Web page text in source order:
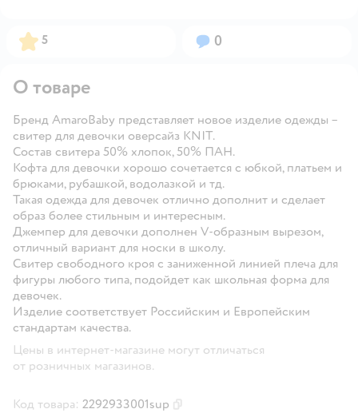
Рейтинг:
5 Вопросов:
0
О товаре
Бренд AmaroBaby представляет новое изделие одежды –
свитер для девочки оверсайз KNIT.
Состав свитера 50% хлопок, 50% ПАН.
Кофта для девочки хорошо сочетается с юбкой, платьем и
брюками, рубашкой, водолазкой и тд.
Такая одежда для девочек отлично дополнит и сделает
образ более стильным и интересным.
Джемпер для девочки дополнен V-образным вырезом,
отличный вариант для носки в школу.
Свитер свободного кроя с заниженной линией плеча для
фигуры любого типа, подойдет как школьная форма для
девочек.
Изделие соответствует Российским и Европейским
стандартам качества.
Цены в интернет-магазине могут отличаться
от розничных магазинов.
Код товара: 2292933001sup